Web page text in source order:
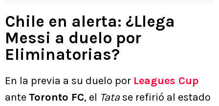
Chile en alerta: ¿Llega
Messi a duelo por
Eliminatorias?
En la previa a su duelo por Leagues Cup
anteToronto FC, el Tata se refirió al estado